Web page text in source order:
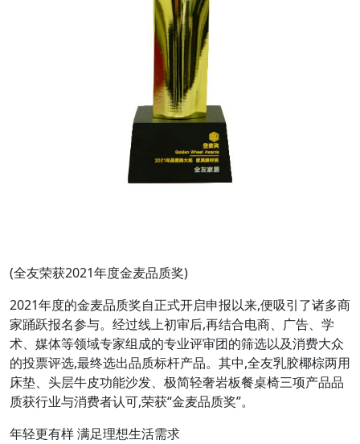
(全友荣获2021年度金麦品质奖)
2021年度的金麦品质奖自正式开启申报以来,便吸引了诸多商
家踊跃报名参与。经过线上初审后,再结合电商、广告、学
术、媒体等领域专家组成的专业评审团的筛选以及消费大众
的投票评选,最终选出品质标杆产品。其中,全友乳胶椰棕两用
床垫、头层牛皮功能沙发、极简轻奢岩板餐桌椅三项产品品
质获行业与消费者认可,荣获“金麦品质奖”。
年轻更有样 满足理想生活需求